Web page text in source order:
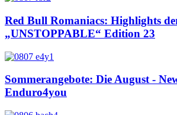
Red Bull Romaniacs: Highlights
„UNSTOPPABLE“ Edition 23
Sommerangebote: Die August -
Enduro4you